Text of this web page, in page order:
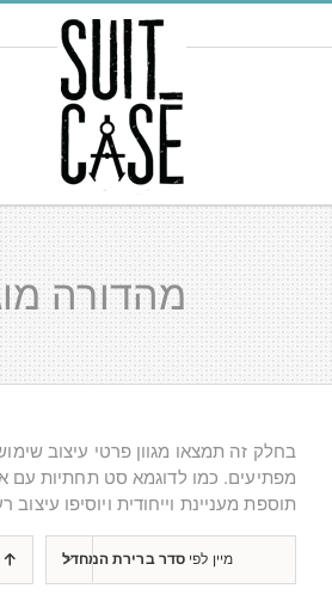
מהדורה
בחלק זה תמצאו מגוון פרטי עיצוב
מפתיעים. כמו לדוגמא סט תחתיות עם
תוספת מעניינת וייחודית ויוסיפו
מיין לפי סדר ברירת המחדל